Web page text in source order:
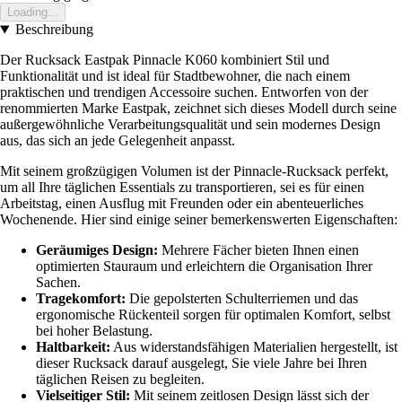
Loading...
Beschreibung
Der Rucksack Eastpak Pinnacle K060 kombiniert Stil und
Funktionalität und ist ideal für Stadtbewohner, die nach einem
praktischen und trendigen Accessoire suchen. Entworfen von der
renommierten Marke Eastpak, zeichnet sich dieses Modell durch seine
außergewöhnliche Verarbeitungsqualität und sein modernes Design
aus, das sich an jede Gelegenheit anpasst.
Mit seinem großzügigen Volumen ist der Pinnacle-Rucksack perfekt,
um all Ihre täglichen Essentials zu transportieren, sei es für einen
Arbeitstag, einen Ausflug mit Freunden oder ein abenteuerliches
Wochenende. Hier sind einige seiner bemerkenswerten Eigenschaften:
Geräumiges Design: Mehrere Fächer bieten Ihnen einen
optimierten Stauraum und erleichtern die Organisation Ihrer
Sachen.
Tragekomfort: Die gepolsterten Schulterriemen und das
ergonomische Rückenteil sorgen für optimalen Komfort, selbst
bei hoher Belastung.
Haltbarkeit: Aus widerstandsfähigen Materialien hergestellt, ist
dieser Rucksack darauf ausgelegt, Sie viele Jahre bei Ihren
täglichen Reisen zu begleiten.
Vielseitiger Stil: Mit seinem zeitlosen Design lässt sich der